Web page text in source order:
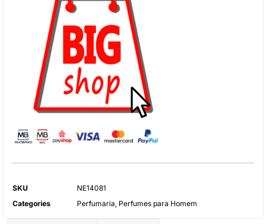
SKU
NE14081
Categories
Perfumaria, Perfumes para Homem